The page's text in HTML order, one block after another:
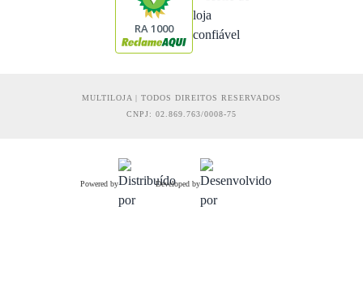
RA 1000
MULTILOJA | TODOS DIREITOS RESERVADOS
CNPJ: 02.869.763/0008-75
Powered by Developed by